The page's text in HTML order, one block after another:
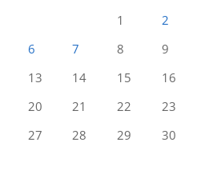
1
2
6 7 8
9
13 14 15
16
20 21 22
23
27 28 29
30